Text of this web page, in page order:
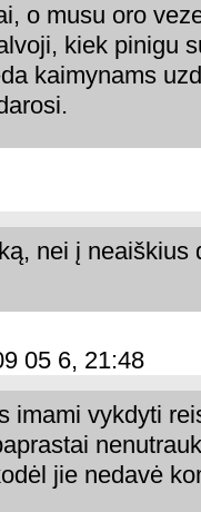
o musu oro
kiek pinigu
kaimynams
nei į neaiškius
05 6, 21:48
imami vykdyti
jie nedavė